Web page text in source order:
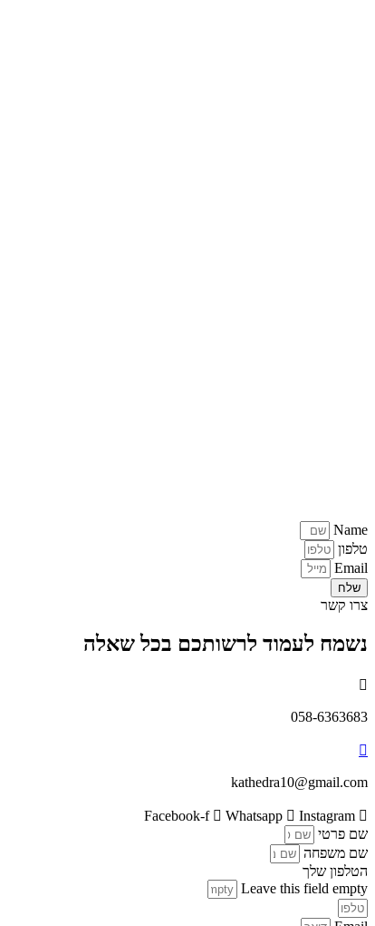
Name
טלפון
Email
שלח
צרו קשר
נשמח לעמוד לרשותכם בכל שאלה
058-6363683
kathedra10@gmail.com
Facebook-f Whatsapp
Instagram
שם פרטי
שם משפחה
הטלפון שלך
Leave this field empty